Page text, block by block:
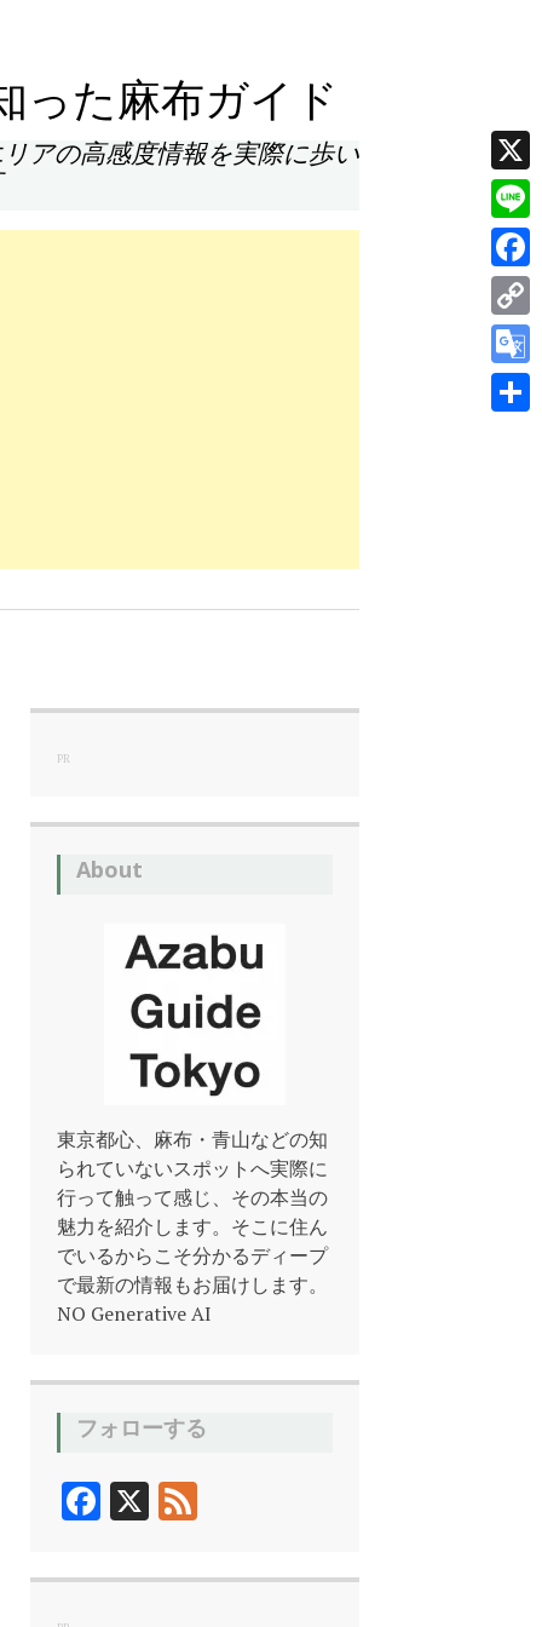
った麻布ガイド
アの高感度情報を実際に歩い
PR
About
東京都心、麻布・青山などの知
られていないスポットへ実際に
行って触って感じ、その本当の
魅力を紹介します。そこに住ん
でいるからこそ分かるディープ
で最新の情報もお届けします。
NO Generative AI
フォローする
F
e
X
d
X
Line
Link